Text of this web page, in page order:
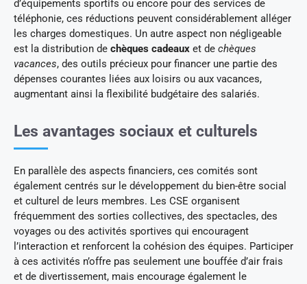
d’équipements sportifs ou encore pour des services de
téléphonie, ces réductions peuvent considérablement alléger
les charges domestiques. Un autre aspect non négligeable
est la distribution de chèques cadeaux et de chèques
vacances, des outils précieux pour financer une partie des
dépenses courantes liées aux loisirs ou aux vacances,
augmentant ainsi la flexibilité budgétaire des salariés.
Les avantages sociaux et culturels
En parallèle des aspects financiers, ces comités sont
également centrés sur le développement du bien-être social
et culturel de leurs membres. Les CSE organisent
fréquemment des sorties collectives, des spectacles, des
voyages ou des activités sportives qui encouragent
l’interaction et renforcent la cohésion des équipes. Participer
à ces activités n’offre pas seulement une bouffée d’air frais
et de divertissement, mais encourage également le